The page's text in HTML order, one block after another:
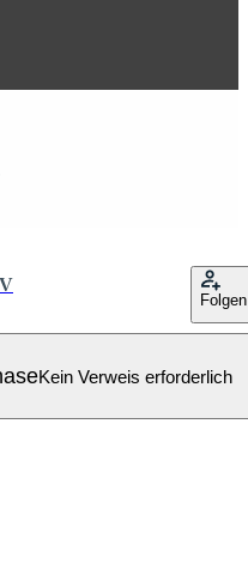
Folgen
Kein Verweis erforderlich